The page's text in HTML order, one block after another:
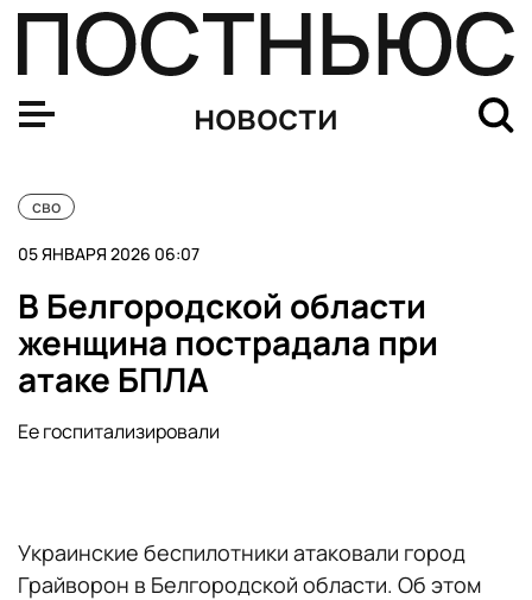
новости
сво
05 ЯНВАРЯ 2026 06:07
В Белгородской области
женщина пострадала при
атаке БПЛА
Ее госпитализировали
Украинские беспилотники атаковали город
Грайворон в Белгородской области. Об этом
Силы ПВО за семь часов сбили 253 украинских БПЛА